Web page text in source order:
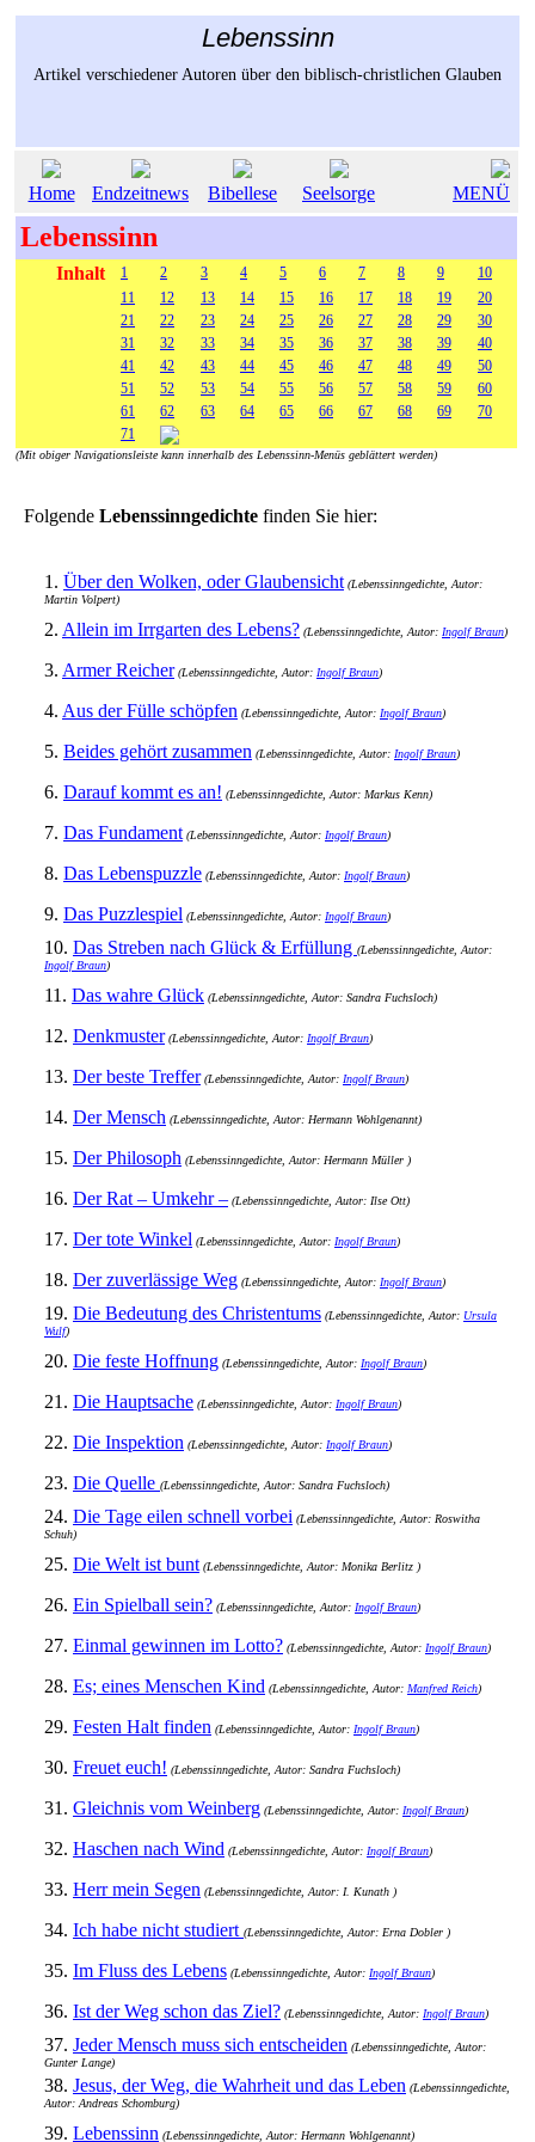
Lebenssinn
Artikel verschiedener Autoren über den biblisch-christlichen Glauben
Home Endzeitnews Bibellese Seelsorge MENÜ
Lebenssinn
Inhalt 1 2 3 4 5 6 7 8 9
10
11
12 13 14 15 16 17 18 19
20
21
22 23 24 25 26 27 28 29
30
31
32 33 34 35 36 37 38 39
40
41
42 43 44 45 46 47 48 49
50
51
52 53 54 55 56 57 58 59
60
61
62 63 64 65 66 67 68 69
70
71
(Mit obiger Navigationsleiste kann innerhalb des Lebenssinn-Menüs geblättert werden)
Folgende Lebenssinngedichte finden Sie hier:
1. Über den Wolken, oder Glaubensicht (Lebenssinngedichte, Autor:
Martin Volpert)
2. Allein im Irrgarten des Lebens? (Lebenssinngedichte, Autor: Ingolf Braun)
3. Armer Reicher(Lebenssinngedichte, Autor: Ingolf Braun)
4. Aus der Fülle schöpfen (Lebenssinngedichte, Autor: Ingolf Braun)
5. Beides gehört zusammen (Lebenssinngedichte, Autor: Ingolf Braun)
6. Darauf kommt es an! (Lebenssinngedichte, Autor: Markus Kenn)
7. Das Fundament (Lebenssinngedichte, Autor: Ingolf Braun)
8. Das Lebenspuzzle (Lebenssinngedichte, Autor: Ingolf Braun)
9. Das Puzzlespiel (Lebenssinngedichte, Autor: Ingolf Braun)
10. Das Streben nach Glück & Erfüllung (Lebenssinngedichte, Autor:
Ingolf Braun)
11. Das wahre Glück (Lebenssinngedichte, Autor: Sandra Fuchsloch)
12. Denkmuster(Lebenssinngedichte, Autor: Ingolf Braun)
13. Der beste Treffer(Lebenssinngedichte, Autor: Ingolf Braun)
14. Der Mensch (Lebenssinngedichte, Autor: Hermann Wohlgenannt)
15. Der Philosoph (Lebenssinngedichte, Autor: Hermann Müller )
16. Der Rat – Umkehr – (Lebenssinngedichte, Autor: Ilse Ott)
17. Der tote Winkel (Lebenssinngedichte, Autor: Ingolf Braun)
18. Der zuverlässige Weg (Lebenssinngedichte, Autor: Ingolf Braun)
19. Die Bedeutung des Christentums (Lebenssinngedichte, Autor: Ursula
Wulf)
20. Die feste Hoffnung (Lebenssinngedichte, Autor: Ingolf Braun)
21. Die Hauptsache (Lebenssinngedichte, Autor: Ingolf Braun)
22. Die Inspektion (Lebenssinngedichte, Autor: Ingolf Braun)
23. Die Quelle (Lebenssinngedichte, Autor: Sandra Fuchsloch)
24. Die Tage eilen schnell vorbei (Lebenssinngedichte, Autor: Roswitha
Schuh)
25. Die Welt ist bunt (Lebenssinngedichte, Autor: Monika Berlitz )
26. Ein Spielball sein? (Lebenssinngedichte, Autor: Ingolf Braun)
27. Einmal gewinnen im Lotto? (Lebenssinngedichte, Autor: Ingolf Braun)
28. Es; eines Menschen Kind (Lebenssinngedichte, Autor: Manfred Reich)
29. Festen Halt finden (Lebenssinngedichte, Autor: Ingolf Braun)
30. Freuet euch! (Lebenssinngedichte, Autor: Sandra Fuchsloch)
31. Gleichnis vom Weinberg (Lebenssinngedichte, Autor: Ingolf Braun)
32. Haschen nach Wind (Lebenssinngedichte, Autor: Ingolf Braun)
33. Herr mein Segen (Lebenssinngedichte, Autor: I. Kunath )
34. Ich habe nicht studiert (Lebenssinngedichte, Autor: Erna Dobler )
35. Im Fluss des Lebens (Lebenssinngedichte, Autor: Ingolf Braun)
36. Ist der Weg schon das Ziel? (Lebenssinngedichte, Autor: Ingolf Braun)
37. Jeder Mensch muss sich entscheiden (Lebenssinngedichte, Autor:
Gunter Lange)
38. Jesus, der Weg, die Wahrheit und das Leben (Lebenssinngedichte,
Autor: Andreas Schomburg)
39. Lebenssinn (Lebenssinngedichte, Autor: Hermann Wohlgenannt)